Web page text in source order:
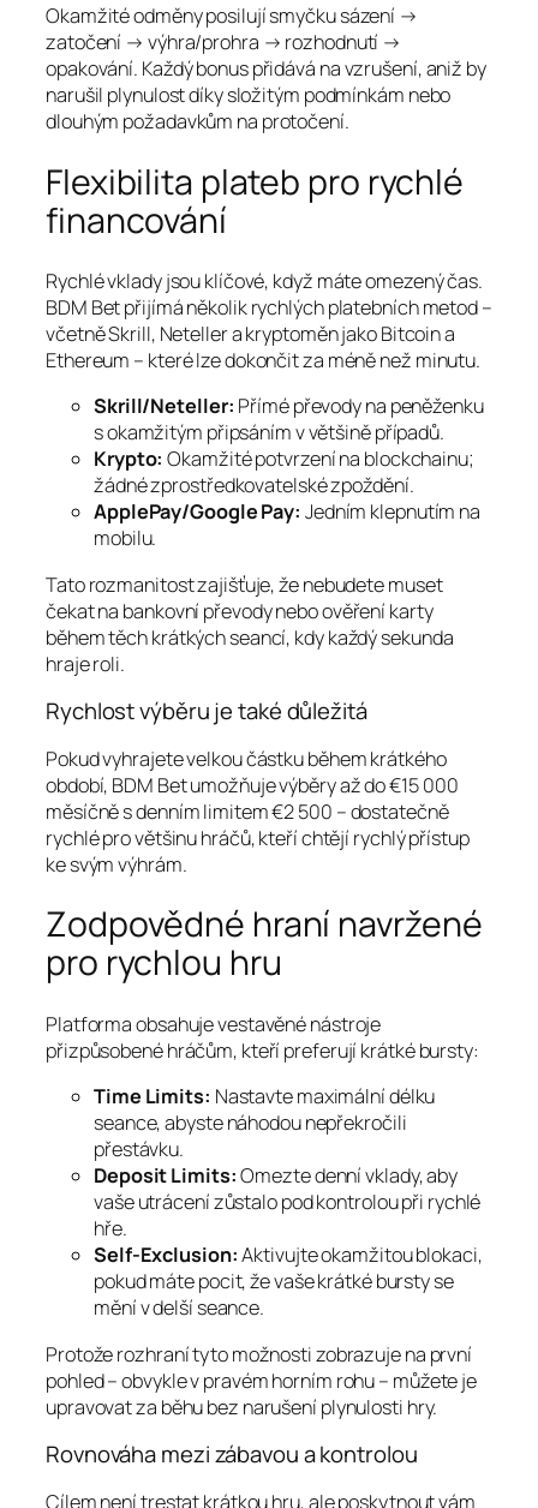
Okamžité odměny posilují smyčku sázení →
zatočení → výhra/prohra → rozhodnutí →
opakování. Každý bonus přidává na vzrušení, aniž by
narušil plynulost díky složitým podmínkám nebo
dlouhým požadavkům na protočení.
Flexibilita plateb pro rychlé
financování
Rychlé vklady jsou klíčové, když máte omezený čas.
BDM Bet přijímá několik rychlých platebních metod –
včetně Skrill, Neteller a kryptoměn jako Bitcoin a
Ethereum – které lze dokončit za méně než minutu.
Skrill/Neteller: Přímé převody na peněženku
s okamžitým připsáním v většině případů.
Krypto: Okamžité potvrzení na blockchainu;
žádné zprostředkovatelské zpoždění.
ApplePay/Google Pay: Jedním klepnutím na
mobilu.
Tato rozmanitost zajišťuje, že nebudete muset
čekat na bankovní převody nebo ověření karty
během těch krátkých seancí, kdy každý sekunda
hraje roli.
Rychlost výběru je také důležitá
Pokud vyhrajete velkou částku během krátkého
období, BDM Bet umožňuje výběry až do €15 000
měsíčně s denním limitem €2 500 – dostatečně
rychlé pro většinu hráčů, kteří chtějí rychlý přístup
ke svým výhrám.
Zodpovědné hraní navržené
pro rychlou hru
Platforma obsahuje vestavěné nástroje
přizpůsobené hráčům, kteří preferují krátké bursty:
Time Limits: Nastavte maximální délku
seance, abyste náhodou nepřekročili
přestávku.
Deposit Limits:Omezte denní vklady, aby
vaše utrácení zůstalo pod kontrolou při rychlé
hře.
Self‑Exclusion:Aktivujte okamžitou blokaci,
pokud máte pocit, že vaše krátké bursty se
mění v delší seance.
Protože rozhraní tyto možnosti zobrazuje na první
pohled – obvykle v pravém horním rohu – můžete je
upravovat za běhu bez narušení plynulosti hry.
Rovnováha mezi zábavou a kontrolou
Cílem není trestat krátkou hru, ale poskytnout vám